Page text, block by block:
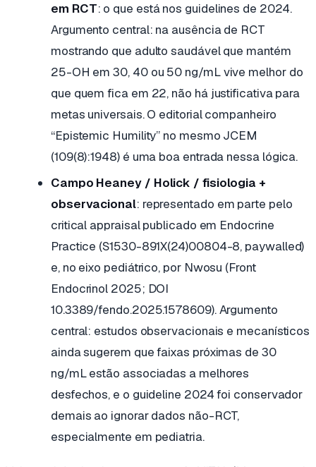
em RCT: o que está nos guidelines de 2024.
Argumento central: na ausência de RCT
mostrando que adulto saudável que mantém
25-OH em 30, 40 ou 50 ng/mL vive melhor do
que quem fica em 22, não há justificativa para
metas universais. O editorial companheiro
“Epistemic Humility” no mesmo JCEM
(109(8):1948) é uma boa entrada nessa lógica.
Campo Heaney / Holick / fisiologia +
observacional: representado em parte pelo
critical appraisalpublicado em Endocrine
Practice (S1530-891X(24)00804-8, paywalled)
e, no eixo pediátrico, por Nwosu (Front
Endocrinol 2025; DOI
10.3389/fendo.2025.1578609). Argumento
central: estudos observacionais e mecanísticos
ainda sugerem que faixas próximas de 30
ng/mL estão associadas a melhores
desfechos, e o guideline 2024 foi conservador
demais ao ignorar dados não-RCT,
especialmente em pediatria.